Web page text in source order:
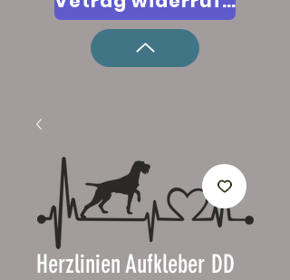
Herzlinien Aufkleber DD